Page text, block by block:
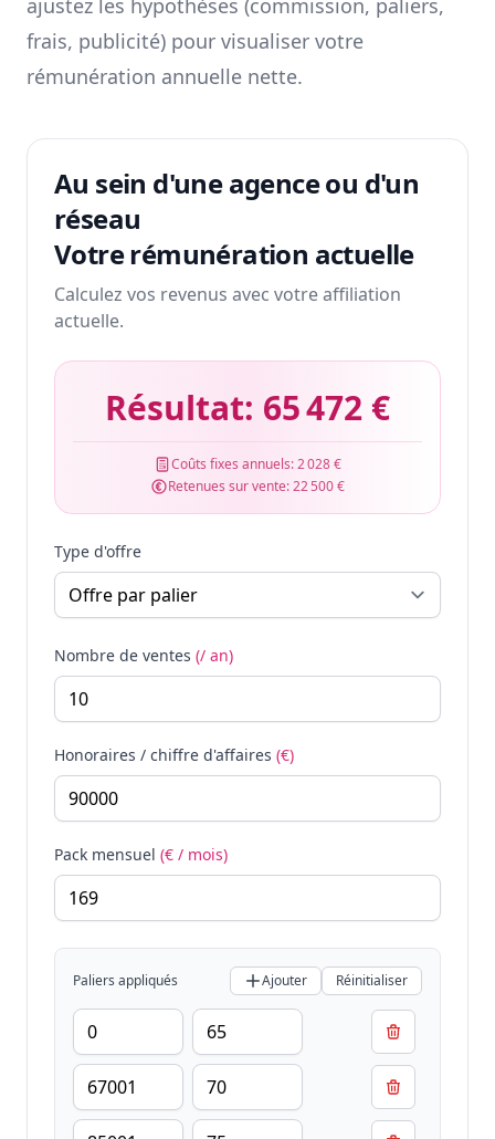
ajustez les hypothèses (commission, paliers,
frais, publicité) pour visualiser votre
rémunération annuelle nette.
Au sein d'une agence ou d'un
réseau
Votre rémunération actuelle
Calculez vos revenus avec votre affiliation
actuelle.
Résultat: 65 472 €
Coûts fixes annuels:2 028 €
Retenues sur vente:22 500 €
Type d'offre
Nombre de ventes (/ an)
Honoraires / chiffre d'affaires (€)
Pack mensuel (€ / mois)
Paliers appliqués Ajouter Réinitialiser